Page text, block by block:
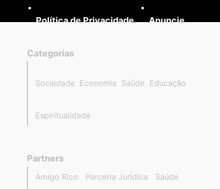
Política de Privacidade Anuncie
Categorias
Sociedade Economia Saúde Educação
Espiritualidade
Partners
Amigo Rico Parceria Jurídica
Saúde